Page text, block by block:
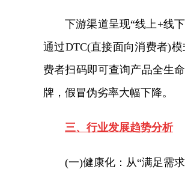
下游渠道呈现“线上+线
通过DTC(直接面向消费者)
费者扫码即可查询产品全生
牌，假冒伪劣率大幅下降。
三、行业发展趋势分析
(一)健康化：从“满足需